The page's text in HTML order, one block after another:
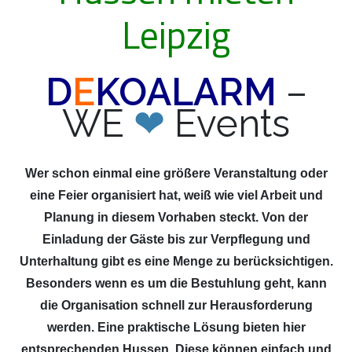
Leipzig
DEKOALARM –
WE ❤ Events
Wer schon einmal eine größere Veranstaltung oder
eine Feier organisiert hat, weiß wie viel Arbeit und
Planung in diesem Vorhaben steckt. Von der
Einladung der Gäste bis zur Verpflegung und
Unterhaltung gibt es eine Menge zu berücksichtigen.
Besonders wenn es um die Bestuhlung geht, kann
die Organisation schnell zur Herausforderung
werden. Eine praktische Lösung bieten hier